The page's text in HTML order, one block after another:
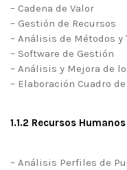
– Cadena de Valor
– Gestión de Recursos
– Análisis de Métodos y
– Software de Gestión
– Análisis y Mejora de
– Elaboración Cuadro
1.1.2 Recursos Humanos
– Análisis Perfiles de